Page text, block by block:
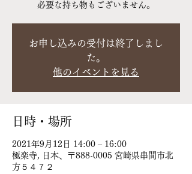
必要な持ち物もございません。
お申し込みの受付は終了しまし
た。
他のイベントを見る
日時・場所
2021年9月12日 14:00 – 16:00
極楽寺, 日本、〒888-0005 宮崎県串間市北
方５４７２